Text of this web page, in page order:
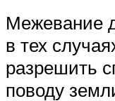
Межевание
в тех
разрешить
поводу